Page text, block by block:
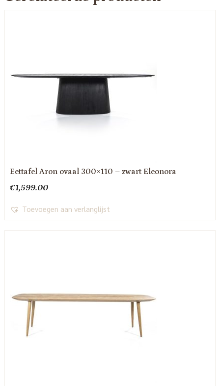
Eettafel Aron ovaal 300×110 – zwart Eleonora
€1,599.00
Toevoegen aan verlanglijst